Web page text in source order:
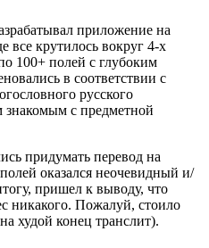
приложение на
все крутилось вокруг 4-х
100+ полей с глубоким
в соответствии с
русского
знакомым с предметной
придумать перевод на
оказался неочевидный и/
пришел к выводу, что
никакого. Пожалуй, стоило
худой конец транслит).